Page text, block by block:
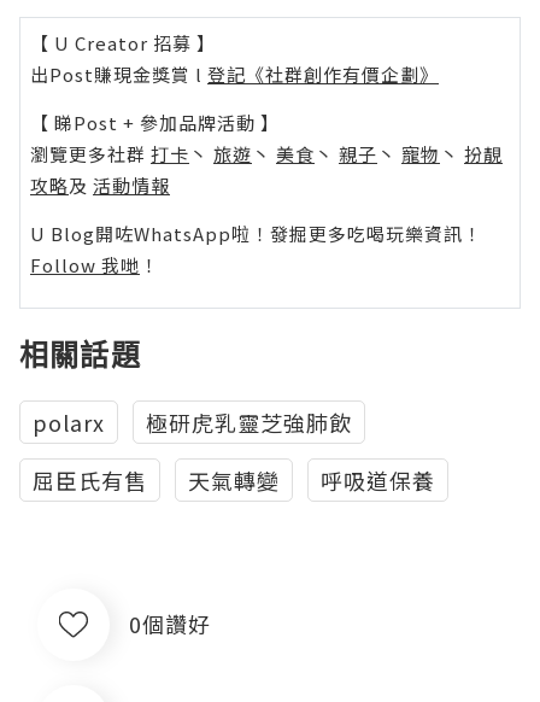
【 U Creator 招募 】
出Post賺現金獎賞 l 登記《社群創作有價企劃》
【 睇Post + 參加品牌活動 】
瀏覽更多社群 打卡 丶 旅遊 丶 美食 丶 親子 丶 寵物 丶 扮靚
攻略及 活動情報
U Blog開咗WhatsApp啦！發掘更多吃喝玩樂資訊！
Follow 我哋 ！
相關話題
polarx
極研虎乳靈芝強肺飲
屈臣氏有售
天氣轉變 呼吸道保養
0個讚好